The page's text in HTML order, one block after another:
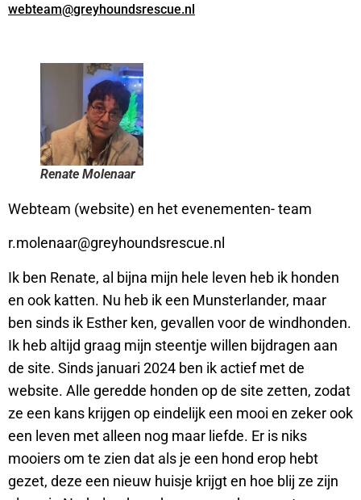
webteam@greyhoundsrescue.nl
Renate Molenaar
Webteam (website) en het evenementen- team
r.molenaar@greyhoundsrescue.nl
Ik ben Renate, al bijna mijn hele leven heb ik honden
en ook katten. Nu heb ik een Munsterlander, maar
ben sinds ik Esther ken, gevallen voor de windhonden.
Ik heb altijd graag mijn steentje willen bijdragen aan
de site. Sinds januari 2024 ben ik actief met de
website. Alle geredde honden op de site zetten, zodat
ze een kans krijgen op eindelijk een mooi en zeker ook
een leven met alleen nog maar liefde. Er is niks
mooiers om te zien dat als je een hond erop hebt
gezet, deze een nieuw huisje krijgt en hoe blij ze zijn